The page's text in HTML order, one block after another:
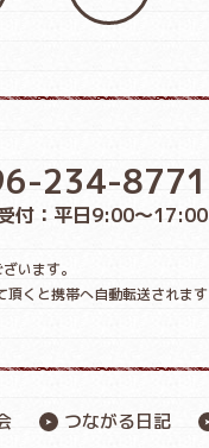
234-8771
付：平日9:00〜17:00
います。
頂くと携帯へ自動転送されます
つながる日記